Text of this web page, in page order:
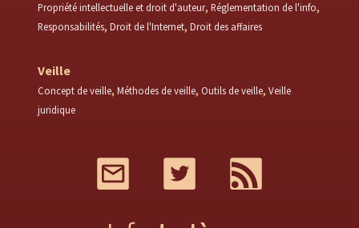
Propriété intellectuelle et droit d'auteur Réglementation de l'info
Responsabilités Droit de l'Internet Droit des affaires
Veille
Concept de veille Méthodes de veille Outils de veille Veille
juridique
Twitter